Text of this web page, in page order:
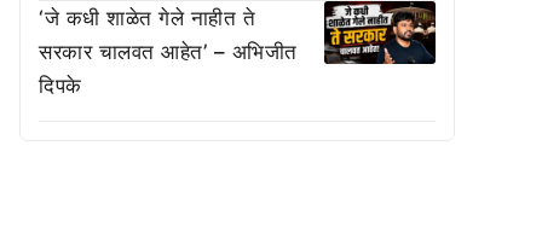
‘जे कधी शाळेत गेले नाहीत ते
सरकार चालवत आहेत’ – अभिजीत
दिपके